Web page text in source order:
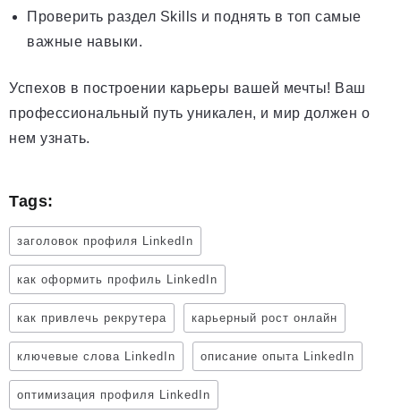
Проверить раздел Skills и поднять в топ самые
важные навыки.
Успехов в построении карьеры вашей мечты! Ваш
профессиональный путь уникален, и мир должен о
нем узнать.
Tags:
заголовок профиля LinkedIn
как оформить профиль LinkedIn
как привлечь рекрутера карьерный рост онлайн
ключевые слова LinkedIn описание опыта LinkedIn
оптимизация профиля LinkedIn